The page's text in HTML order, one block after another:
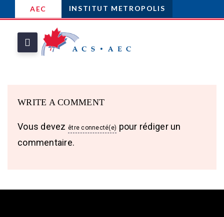
AEC INSTITUT METROPOLIS
WRITE A COMMENT
Vous devez être connecté(e) pour rédiger un
commentaire.